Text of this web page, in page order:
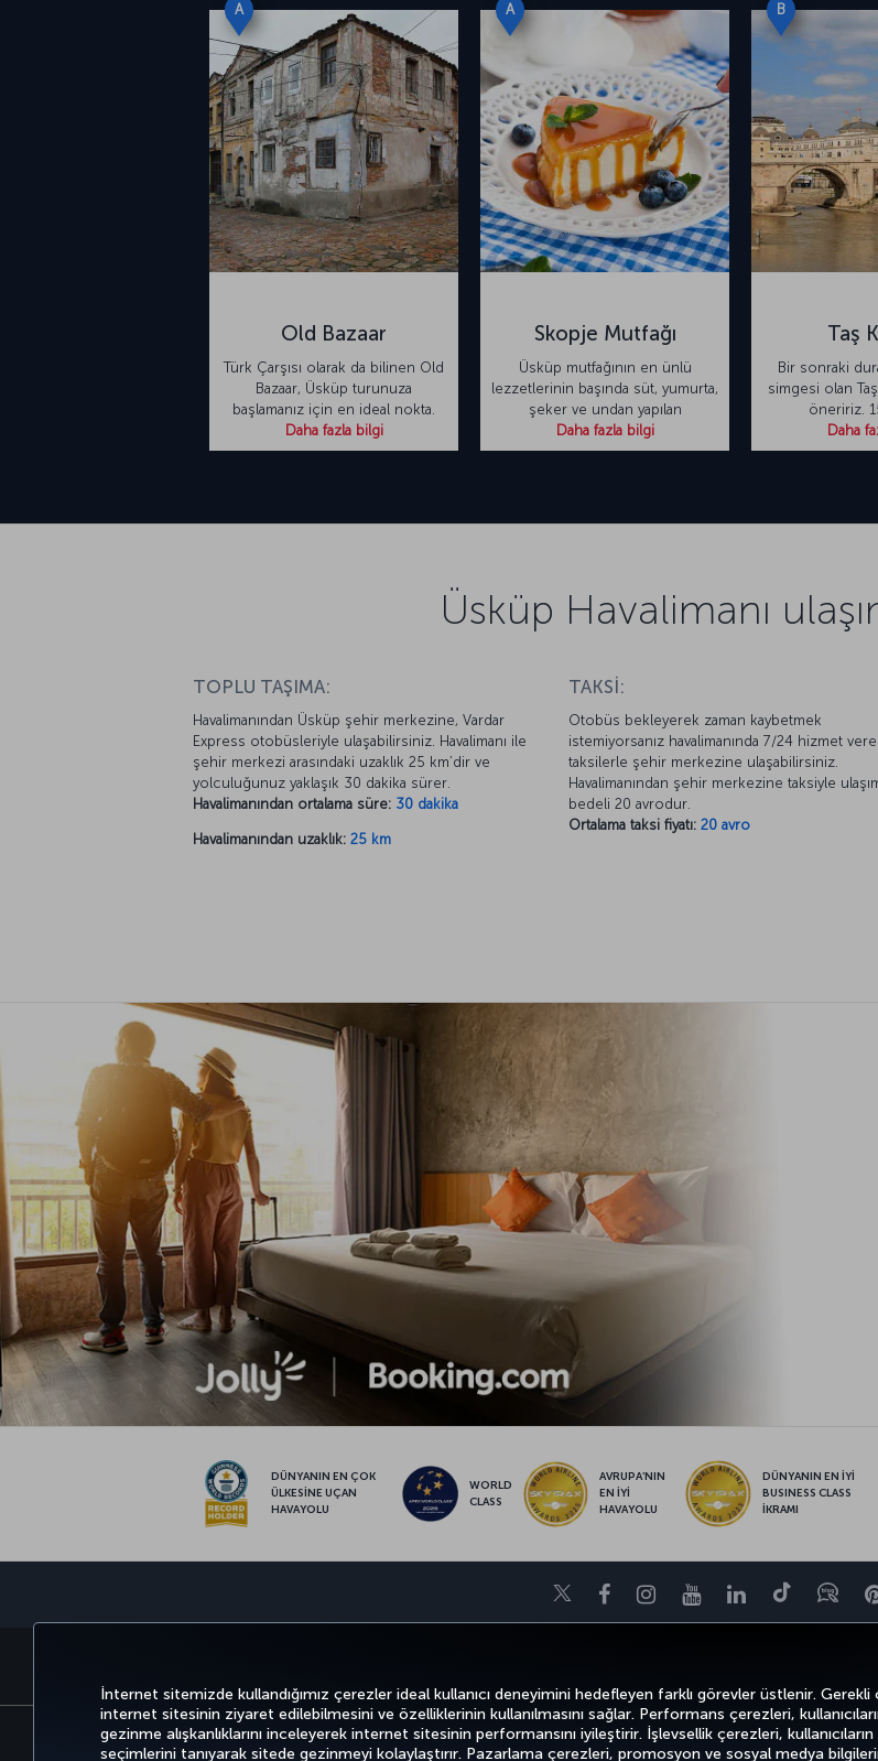
İnternet sitemizde kullandığımız çerezler ideal kullanıcı deneyimini hedefleyen farklı görevler üstlenir. Gerekli
internet sitesinin ziyaret edilebilmesini ve özelliklerinin kullanılmasını sağlar. Performans çerezleri,
gezinme alışkanlıklarını inceleyerek internet sitesinin performansını iyileştirir. İşlevsellik çerezleri,
seçimlerini tanıyarak sitede gezinmeyi kolaylaştırır. Pazarlama çerezleri, promosyon ve sosyal medya
A
Old Bazaar
Türk Çarşısı olarak da bilinen Old
Bazaar, Üsküp turunuza
başlamanız için en ideal nokta.
Daha fazla bilgi
A
Skopje Mutfağı
Üsküp mutfağının en ünlü
lezzetlerinin başında süt, yumurta,
şeker ve undan yapılan
Daha fazla bilgi
B
Taş
Bir sonraki
simgesi olan
öneririz.
Daha
Üsküp Havalimanı
TOPLU TAŞIMA:
Havalimanından Üsküp şehir merkezine, Vardar
Express otobüsleriyle ulaşabilirsiniz. Havalimanı ile
şehir merkezi arasındaki uzaklık 25 km’dir ve
yolculuğunuz yaklaşık 30 dakika sürer.
Havalimanından ortalama süre: 30 dakika
Havalimanından uzaklık: 25 km
TAKSİ:
Otobüs bekleyerek zaman kaybetmek
istemiyorsanız havalimanında 7/24 hizmet
taksilerle şehir merkezine ulaşabilirsiniz.
Havalimanından şehir merkezine taksiyle
bedeli 20 avrodur.
Ortalama taksi fiyatı: 20 avro
DÜNYANIN EN ÇOK
ÜLKESİNE UÇAN
HAVAYOLU
WORLD
CLASS
AVRUPA’NIN
EN İYİ
HAVAYOLU
DÜNYANIN EN İYİ
BUSINESS CLASS
İKRAMI
TwitterFacebookInstagram
YoutubeLinkedIn
Tiktok
Bilgi Toplumu Hizmetleri Erişilebilirlik Gizlilik ve Çerez Politikası Yasal Uyarı